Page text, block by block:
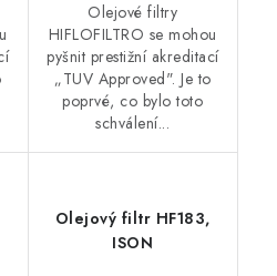
Olejové filtry
HIFLOFILTRO se mohou
pyšnit prestižní akreditací
„TUV Approved". Je to
poprvé, co bylo toto
schválení...
Olejový filtr HF183,
ISON